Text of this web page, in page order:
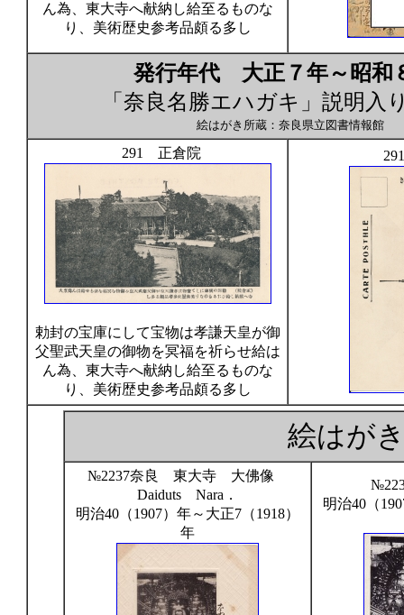
ん為、東大寺へ献納し給至るものな
り、美術歴史参考品頗る多し
発行年代 大正７年～昭和
「奈良名勝エハガキ」説明
絵はがき所蔵：奈良県立図書情報館
291 正倉院
勅封の宝庫にして宝物は孝謙天皇が御
父聖武天皇の御物を冥福を祈らせ給は
ん為、東大寺へ献納し給至るものな
り、美術歴史参考品頗る多し
絵は
№2237奈良 東大寺 大佛像
Daiduts Nara．
明治40（1907）年～大正7（1918）
年
明治40（